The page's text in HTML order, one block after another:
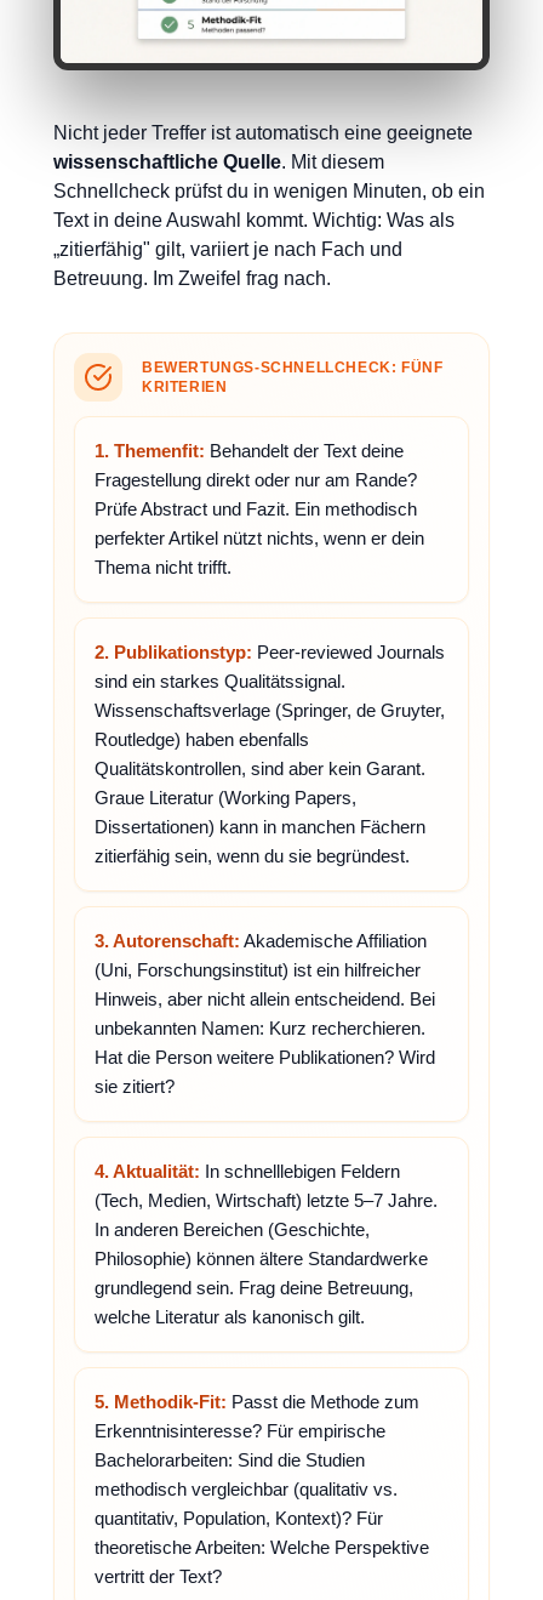
Nicht jeder Treffer ist automatisch eine geeignete
wissenschaftliche Quelle. Mit diesem
Schnellcheck prüfst du in wenigen Minuten, ob ein
Text in deine Auswahl kommt. Wichtig: Was als
„zitierfähig" gilt, variiert je nach Fach und
Betreuung. Im Zweifel frag nach.
BEWERTUNGS-SCHNELLCHECK: FÜNF
KRITERIEN
1. Themenfit: Behandelt der Text deine
Fragestellung direkt oder nur am Rande?
Prüfe Abstract und Fazit. Ein methodisch
perfekter Artikel nützt nichts, wenn er dein
Thema nicht trifft.
2. Publikationstyp: Peer-reviewed Journals
sind ein starkes Qualitätssignal.
Wissenschaftsverlage (Springer, de Gruyter,
Routledge) haben ebenfalls
Qualitätskontrollen, sind aber kein Garant.
Graue Literatur (Working Papers,
Dissertationen) kann in manchen Fächern
zitierfähig sein, wenn du sie begründest.
3. Autorenschaft: Akademische Affiliation
(Uni, Forschungsinstitut) ist ein hilfreicher
Hinweis, aber nicht allein entscheidend. Bei
unbekannten Namen: Kurz recherchieren.
Hat die Person weitere Publikationen? Wird
sie zitiert?
4. Aktualität: In schnelllebigen Feldern
(Tech, Medien, Wirtschaft) letzte 5–7 Jahre.
In anderen Bereichen (Geschichte,
Philosophie) können ältere Standardwerke
grundlegend sein. Frag deine Betreuung,
welche Literatur als kanonisch gilt.
5. Methodik-Fit: Passt die Methode zum
Erkenntnisinteresse? Für empirische
Bachelorarbeiten: Sind die Studien
methodisch vergleichbar (qualitativ vs.
quantitativ, Population, Kontext)? Für
theoretische Arbeiten: Welche Perspektive
vertritt der Text?